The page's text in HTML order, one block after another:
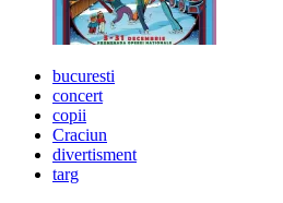
bucuresti
concert
copii
Craciun
divertisment
targ